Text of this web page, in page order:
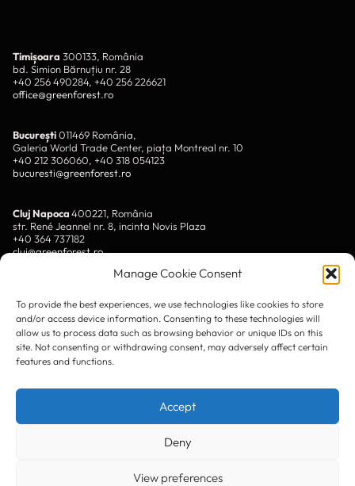
Manage Cookie Consent
To provide the best experiences, we use technologies like cookies to store
and/or access device information. Consenting to these technologies will
allow us to process data such as browsing behavior or unique IDs on this
site. Not consenting or withdrawing consent, may adversely affect certain
features and functions.
Accept
Deny
View preferences
Timișoara 300133, România
bd. Simion Bărnuțiu nr. 28
+40 256 490284, +40 256 226621
office@greenforest.ro
București011469 România,
Galeria World Trade Center, piața Montreal nr. 10
+40 212 306060, +40 318 054123
bucuresti@greenforest.ro
Cluj Napoca400221, România
str. René Jeannel nr. 8, incinta Novis Plaza
+40 364 737182
cluj@greenforest.ro
OUR SOCIAL:
Facebook